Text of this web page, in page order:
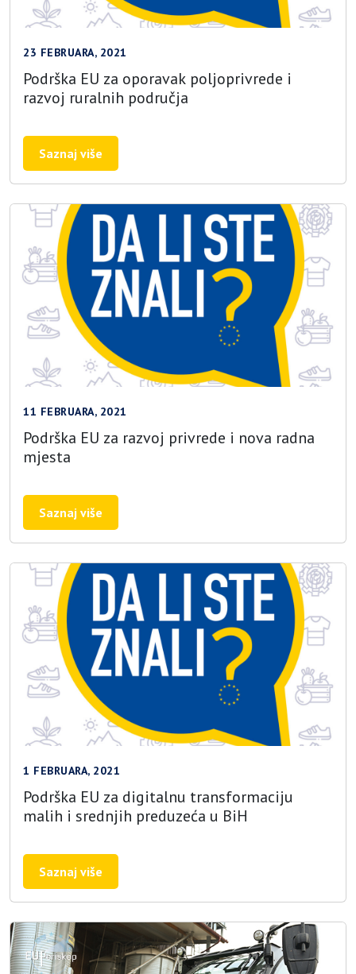
23 FEBRUARA, 2021
Podrška EU za oporavak poljoprivrede i
razvoj ruralnih područja
Saznaj više
11 FEBRUARA, 2021
Podrška EU za razvoj privrede i nova radna
mjesta
Saznaj više
1 FEBRUARA, 2021
Podrška EU za digitalnu transformaciju
malih i srednjih preduzeća u BiH
Saznaj više